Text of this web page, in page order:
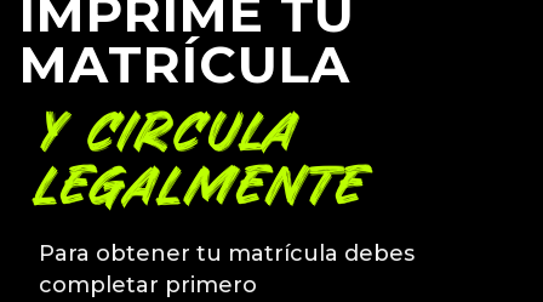
IMPRIME TU
MATRÍCULA
Y CIRCULA
LEGALMENTE
Para obtener tu matrícula debes
completar primero